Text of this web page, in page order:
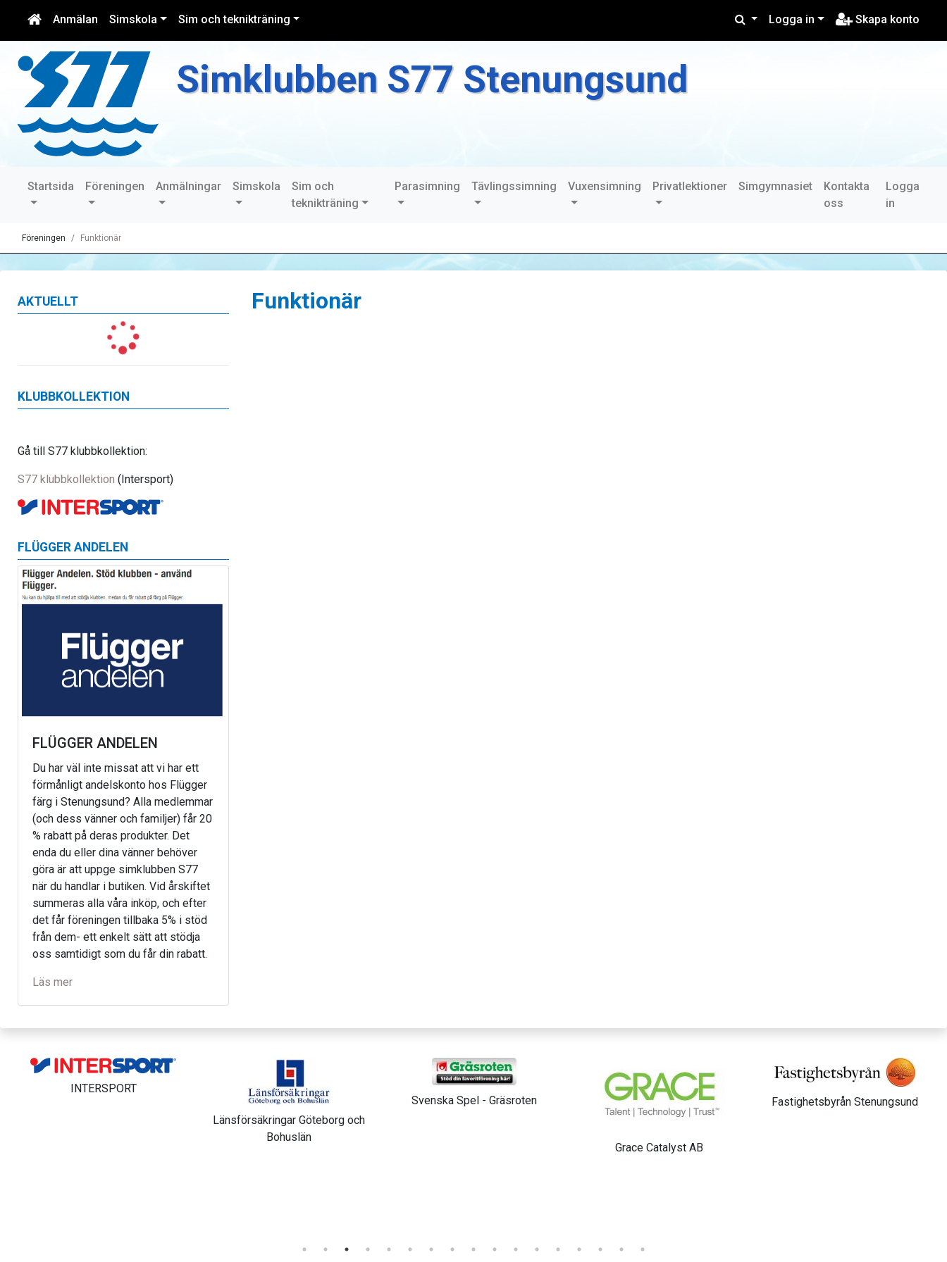
Anmälan Simskola Sim och teknikträning Logga in Skapa konto
Simklubben S77 Stenungsund
Startsida Föreningen Anmälningar Simskola
Sim och
teknikträning
Parasimning Tävlingssimning Vuxensimning Privatlektioner Simgymnasiet
Kontakta
oss
Logga
in
Föreningen Funktionär
AKTUELLT
KLUBBKOLLEKTION
Gå till S77 klubbkollektion:
S77 klubbkollektion (Intersport)
FLÜGGER ANDELEN
FLÜGGER ANDELEN
Du har väl inte missat att vi har ett
förmånligt andelskonto hos Flügger
färg i Stenungsund? Alla medlemmar
(och dess vänner och familjer) får 20
% rabatt på deras produkter. Det
enda du eller dina vänner behöver
göra är att uppge simklubben S77
när du handlar i butiken. Vid årskiftet
summeras alla våra inköp, och efter
det får föreningen tillbaka 5% i stöd
från dem- ett enkelt sätt att stödja
oss samtidigt som du får din rabatt.
Läs mer
Funktionär
Svenska Spel - Gräsroten Fastighetsbyrån Stenungsund